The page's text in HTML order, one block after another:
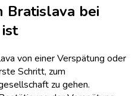
Bratislava bei
von einer Verspätung oder
Schritt, zum
zu gehen.